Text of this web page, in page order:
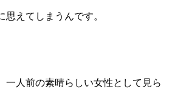
えてしまうんです。
人前の素晴らしい女性として見ら